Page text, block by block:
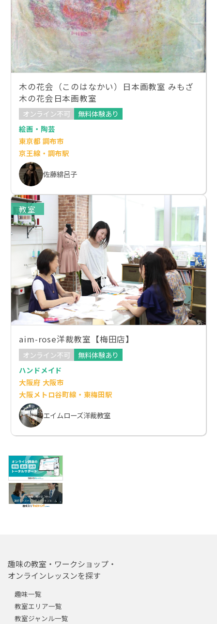
木の花会（このはなかい）日本画教室 みもざ
木の花会日本画教室
オンライン不可
無料体験あり
絵画・陶芸
東京都 調布市
京王線・調布駅
佐藤緋呂子
教室
aim-rose洋裁教室【梅田店】
オンライン不可
無料体験あり
ハンドメイド
大阪府 大阪市
大阪メトロ谷町線・東梅田駅
エイムローズ洋裁教室
趣味の教室・ワークショップ・
オンラインレッスンを探す
趣味一覧
教室エリア一覧
教室ジャンル一覧